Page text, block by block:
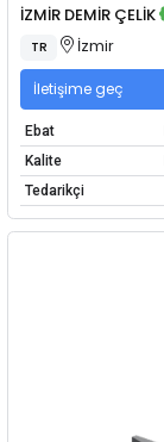
İZMİR DEMİR ÇELİK
TR İzmir
İletişime geç
Ebat
Kalite
Tedarikçi